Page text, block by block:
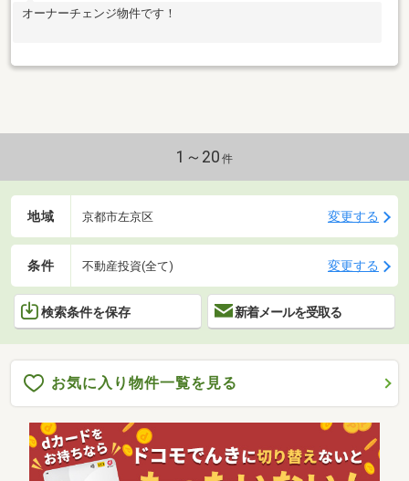
オーナーチェンジ物件です！
1～20 件
地域 京都市左京区 変更する
条件 不動産投資(全て) 変更する
検索条件を保存 新着メールを受取る
お気に入り物件一覧を見る